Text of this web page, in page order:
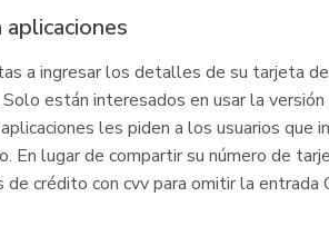
a ingresar los detalles de su tarjeta
están interesados en usar la
les piden a los usuarios que
En lugar de compartir su número de
crédito con cvv para omitir la entrada